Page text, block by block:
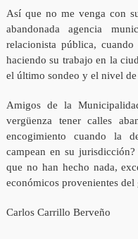
Así que no me venga con
abandonada agencia
relacionista pública,
haciendo su trabajo en la
el último sondeo y el nivel
Amigos de la
vergüenza tener calles
encogimiento cuando la
campean en su
que no han hecho nada,
económicos provenientes del
Carlos Carrillo Berveño